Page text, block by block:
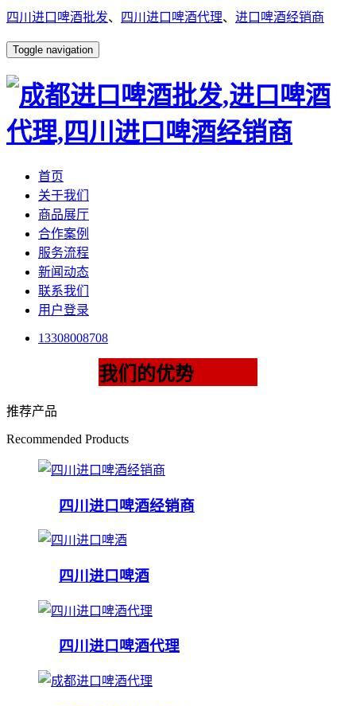
四川进口啤酒批发、 四川进口啤酒代理、 进口啤酒经销商
Toggle navigation
首页
关于我们
商品展厅
合作案例
服务流程
新闻动态
联系我们
用户登录
13308008708
我们的优势
推荐产品
Recommended Products
四川进口啤酒经销商
四川进口啤酒
四川进口啤酒代理